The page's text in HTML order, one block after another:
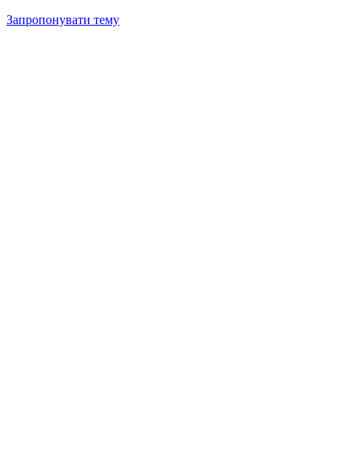
Запропонувати тему